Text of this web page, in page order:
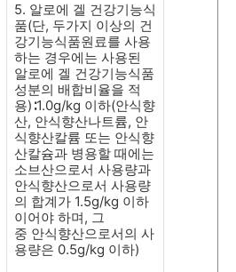
5. 알로에 겔 건강기능식
품(단, 두가지 이상의 건
강기능식품원료를 사용
하는 경우에는 사용된
알로에 겔 건강기능식품
성분의 배합비율을 적
용) ∶1.0g/kg 이하(안식향
산, 안식향산나트륨, 안
식향산칼륨 또는 안식향
산칼슘과 병용할 때에는
소브산으로서 사용량과
안식향산으로서 사용량
의 합계가 1.5g/kg 이하
이어야 하며, 그
중 안식향산으로서의 사
용량은 0.5g/kg 이하)